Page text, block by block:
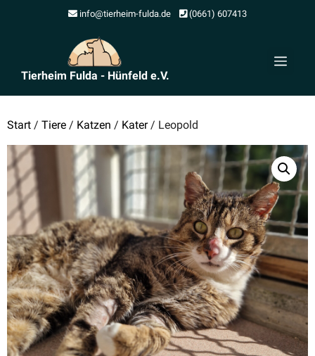
info@tierheim-fulda.de (0661) 607413
Tierheim Fulda - Hünfeld e.V.
Start / Tiere / Katzen / Kater/ Leopold